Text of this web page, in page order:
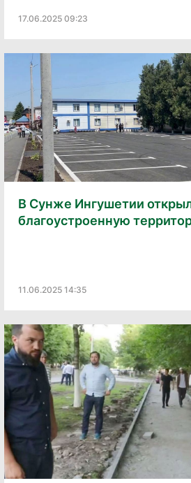
17.06.2025 09:23
В Сунже Ингушетии
благоустроенную
11.06.2025 14:35